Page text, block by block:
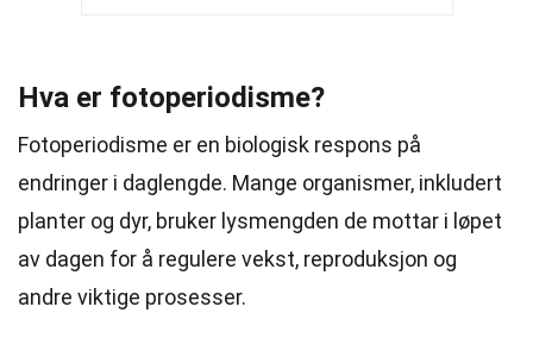
Hva er fotoperiodisme?
Fotoperiodisme er en biologisk respons på
endringer i daglengde. Mange organismer, inkludert
planter og dyr, bruker lysmengden de mottar i løpet
av dagen for å regulere vekst, reproduksjon og
andre viktige prosesser.